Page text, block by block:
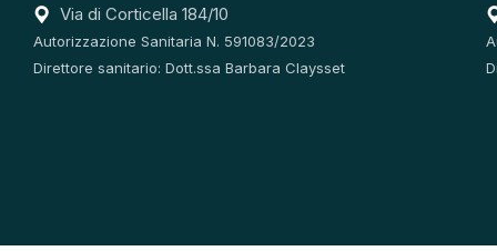
Via di Corticella 184/10
Autorizzazione Sanitaria N. 591083/2023
Direttore sanitario: Dott.ssa Barbara Claysset